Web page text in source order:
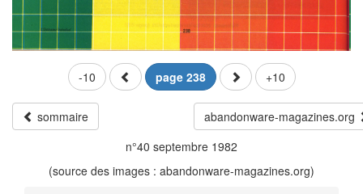
-10 page 238 +10
sommaire
abandonware-magazines.org
n°40 septembre 1982
(source des images : abandonware-magazines.org)